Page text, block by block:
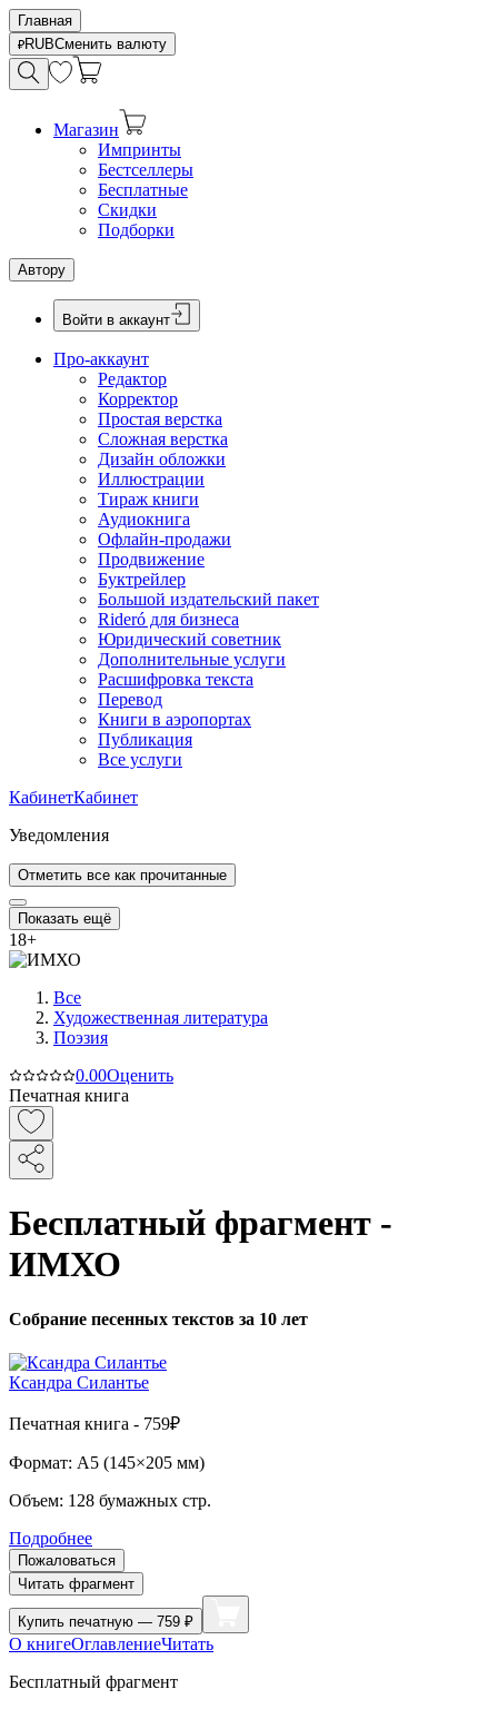
Главная
RUBСменить валюту
Магазин
Импринты
Бестселлеры
Бесплатные
Скидки
Подборки
Автору
Войти в аккаунт
Про-аккаунт
Редактор
Корректор
Простая верстка
Сложная верстка
Дизайн обложки
Иллюстрации
Тираж книги
Аудиокнига
Офлайн-продажи
Продвижение
Буктрейлер
Большой издательский пакет
Rideró для бизнеса
Юридический советник
Дополнительные услуги
Расшифровка текста
Перевод
Книги в аэропортах
Публикация
Все услуги
КабинетКабинет
Уведомления
Отметить все как прочитанные
Показать ещё
18+
Все
Художественная литература
Поэзия
0.00Оценить
Печатная книга
Бесплатный фрагмент -
ИМХО
Собрание песенных текстов за 10 лет
Ксандра Силантье
Печатная книга - 759₽
Формат: A5 (145×205 мм)
Объем: 128 бумажных стр.
Подробнее
Пожаловаться
Читать фрагмент
Купить печатную — 759 ₽
О книгеОглавлениеЧитать
Бесплатный фрагмент